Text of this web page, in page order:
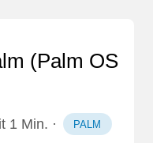
(Palm OS
1 Min. · PALM